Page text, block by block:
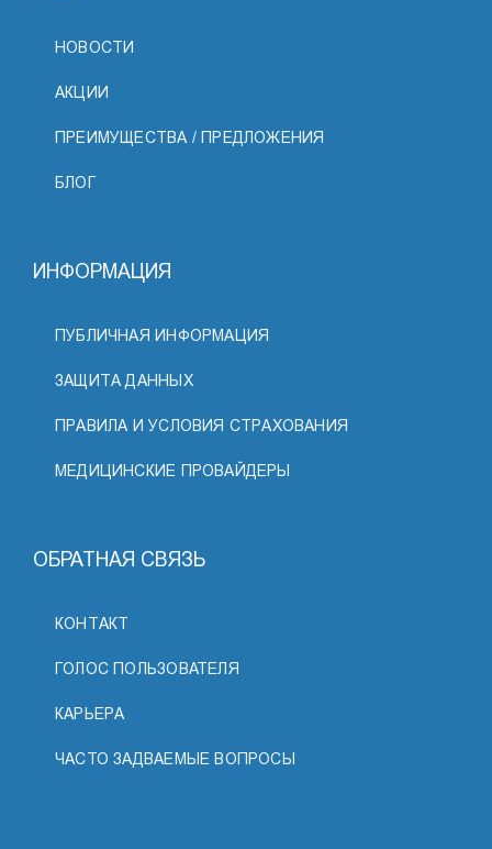
НОВОСТИ
АКЦИИ
ПРЕИМУЩЕСТВА / ПРЕДЛОЖЕНИЯ
БЛОГ
ИНФОРМАЦИЯ
ПУБЛИЧНАЯ ИНФОРМАЦИЯ
ЗАЩИТА ДАННЫХ
ПРАВИЛА И УСЛОВИЯ СТРАХОВАНИЯ
МЕДИЦИНСКИЕ ПРОВАЙДЕРЫ
ОБРАТНАЯ СВЯЗЬ
КОНТАКТ
ГОЛОС ПОЛЬЗОВАТЕЛЯ
КАРЬЕРА
ЧАСТО ЗАДВАЕМЫЕ ВОПРОСЫ